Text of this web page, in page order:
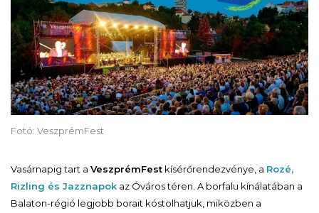
Fotó: VeszprémFest
Vasárnapig tart a VeszprémFest kísérőrendezvénye, a Rozé,
Rizling és Jazznapok az Óváros téren. A borfalu kínálatában a
Balaton-régió legjobb borait kóstolhatjuk, miközben a